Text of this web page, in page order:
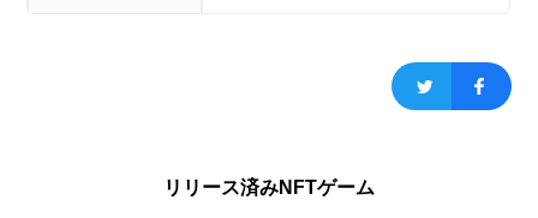
リリース済みNFTゲーム